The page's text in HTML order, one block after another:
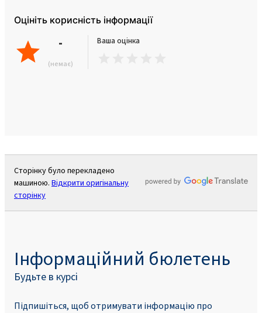
Оцініть корисність інформації
-
(немає)
Ваша оцінка
Сторінку було перекладено
машиною. Відкрити оригінальну
сторінку
Інформаційний бюлетень
Будьте в курсі
Підпишіться, щоб отримувати інформацію про